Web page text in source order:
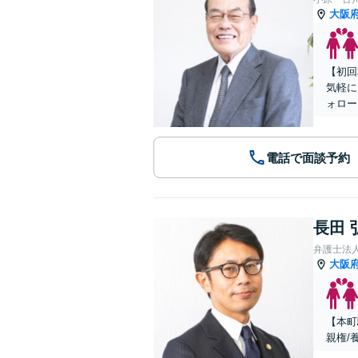
大阪
【初
気軽
ォロ
電話で面談予約
長田
弁護士法
大阪
【本
親権/